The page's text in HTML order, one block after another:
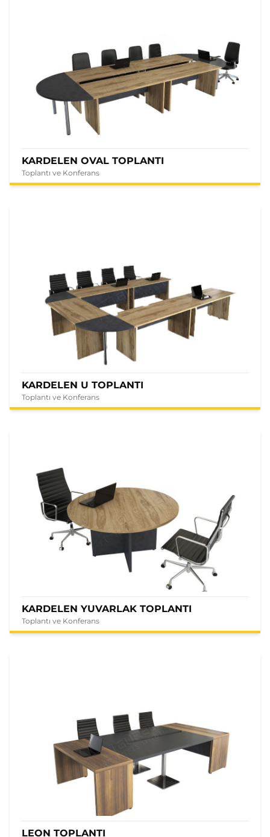
KARDELEN OVAL TOPLANTI
Toplantı ve Konferans
KARDELEN U TOPLANTI
Toplantı ve Konferans
KARDELEN YUVARLAK TOPLANTI
Toplantı ve Konferans
LEON TOPLANTI